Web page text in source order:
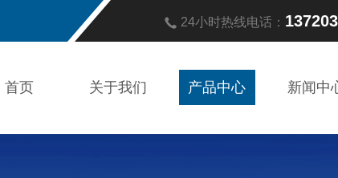
24小时热线电话：
首页 关于我们 产品中心 新闻中